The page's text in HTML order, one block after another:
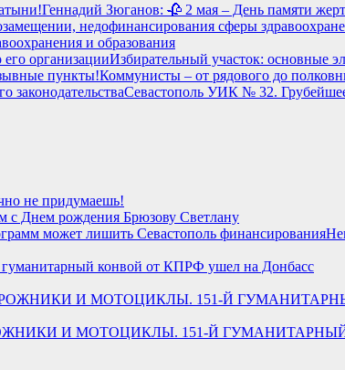
Геннадий Зюганов: 🥀 2 мая – День памяти
и образования
Избирательный участок: основные
Коммунисты – от рядового до
Севастополь УИК № 32. Грубейшее
не придумаешь!
с Днем рождения Брюзову Светлану
гуманитарный конвой от КПРФ ушел на Донбасс
И МОТОЦИКЛЫ. 151-Й